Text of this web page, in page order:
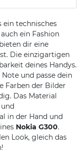
ein technisches
ein Fashion
bieten dir eine
Die einzigartigen
deines Handys.
und passe dein
Farben der Bilder
Das Material
in der Hand und
Nokia G300.
Look, gleich das